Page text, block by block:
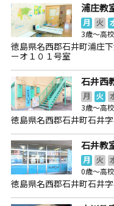
浦庄教
月 火
3歳～高
徳島県名西郡石井町浦庄
ーオ１０１号室
石井西
月 火
3歳～高
徳島県名西郡石井町石井
石井教
月 火
0歳～高
徳島県名西郡石井町石井